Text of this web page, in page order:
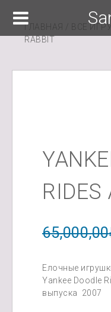
ГЛАВНАЯ ВСЕ
RABBIT
RIDES
65,000,00
Елочные
Yankee Doodle
выпуска 2007